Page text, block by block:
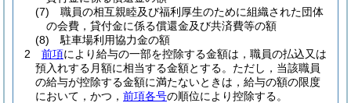
(7)
職員の相互親睦及び福利厚生のために組織された団体
の会費，貸付金に係る償還金及び共済費等の額
(8)
駐車場利用協力金の額
2
前項により給与の一部を控除する金額は，職員の払込又は
預入れする月額に相当する金額とする。 ただし，当該職員
の給与が控除する金額に満たないときは，給与の額の限度
において，かつ， 前項各号の順位により控除する。